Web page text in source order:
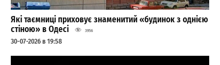
Які таємниці приховує знаменитий «будинок з однією
стіною» в Одесі
3956
30-07-2026 в 19:58